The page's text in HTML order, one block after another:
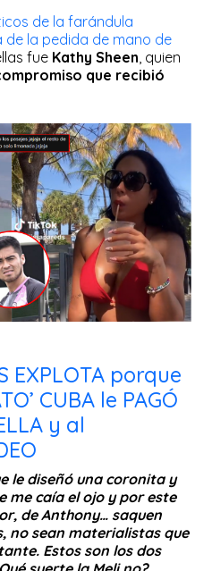
de la farándula
la pedida de mano de
fue Kathy Sheen , quien
que recibió
EXPLOTA porque
CUBA le PAGÓ
y al
le diseñó una coronita y
me caía el ojo y por este
de Anthony… saquen
no sean materialistas que
Estos son los dos